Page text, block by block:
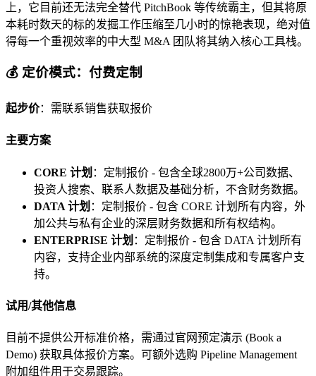
上，它目前还无法完全替代 PitchBook 等传统霸主，但其将原
本耗时数天的标的发掘工作压缩至几小时的惊艳表现，绝对值
得每一个重视效率的中大型 M&A 团队将其纳入核心工具栈。
💰 定价模式：付费定制
起步价：需联系销售获取报价
主要方案
CORE 计划 ：定制报价 - 包含全球2800万+公司数据、
投资人搜索、联系人数据及基础分析，不含财务数据。
DATA 计划 ：定制报价 - 包含 CORE 计划所有内容，外
加公共与私有企业的深层财务数据和所有权结构。
ENTERPRISE 计划 ：定制报价 - 包含 DATA 计划所有
内容，支持企业内部系统的深度定制集成和专属客户支
持。
试用/其他信息
目前不提供公开标准价格，需通过官网预定演示 (Book a
Demo) 获取具体报价方案。可额外选购 Pipeline Management
附加组件用于交易跟踪。